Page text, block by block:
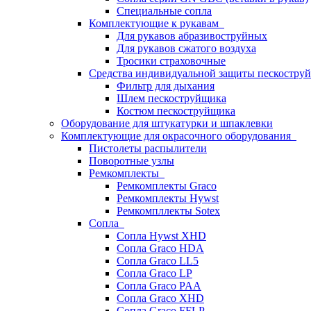
Специальные сопла
Комплектующие к рукавам
Для рукавов абразивоструйных
Для рукавов сжатого воздуха
Тросики страховочные
Средства индивидуальной защиты
Фильтр для дыхания
Шлем пескоструйщика
Костюм пескоструйщика
Оборудование для штукатурки и шпаклевки
Комплектующие для окрасочного оборудования
Пистолеты распылители
Поворотные узлы
Ремкомплекты
Ремкомплекты Graco
Ремкомплекты Hywst
Ремкомпллекты Sotex
Сопла
Сопла Hywst XHD
Сопла Graco HDA
Сопла Graco LL5
Сопла Graco LP
Сопла Graco PAA
Сопла Graco XHD